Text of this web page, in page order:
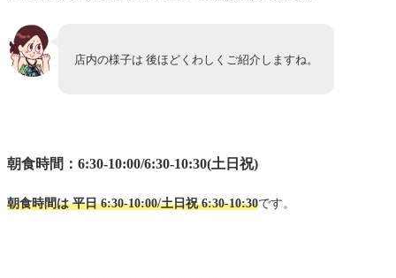
店内の様子は 後ほどくわしくご紹介しますね。
朝食時間：6:30-10:00/6:30-10:30(土日祝)
朝食時間は 平日 6:30-10:00/土日祝 6:30-10:30です。